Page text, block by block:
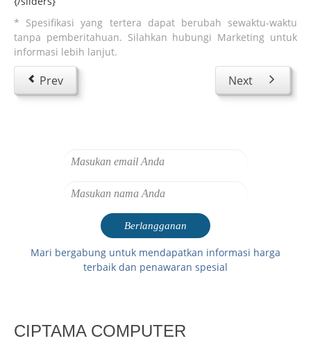
* Spesifikasi yang tertera dapat berubah sewaktu-waktu
tanpa pemberitahuan. Silahkan hubungi Marketing untuk
informasi lebih lanjut.
Prev Next
Mari bergabung untuk mendapatkan informasi harga
terbaik dan penawaran spesial
CIPTAMA COMPUTER